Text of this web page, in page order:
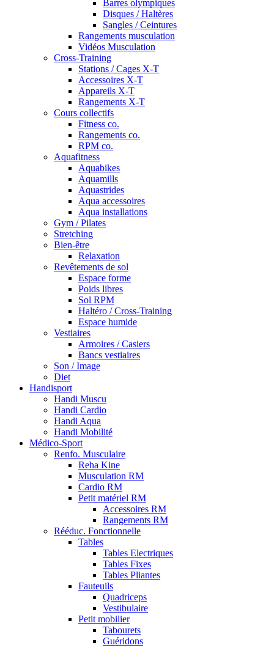
Barres olympiques
Disques / Haltères
Sangles / Ceintures
Rangements musculation
Vidéos Musculation
Cross-Training
Stations / Cages X-T
Accessoires X-T
Appareils X-T
Rangements X-T
Cours collectifs
Fitness co.
Rangements co.
RPM co.
Aquafitness
Aquabikes
Aquamills
Aquastrides
Aqua accessoires
Aqua installations
Gym / Pilates
Stretching
Bien-être
Relaxation
Revêtements de sol
Espace forme
Poids libres
Sol RPM
Haltéro / Cross-Training
Espace humide
Vestiaires
Armoires / Casiers
Bancs vestiaires
Son / Image
Diet
Handisport
Handi Muscu
Handi Cardio
Handi Aqua
Handi Mobilité
Médico-Sport
Renfo. Musculaire
Reha Kine
Musculation RM
Cardio RM
Petit matériel RM
Accessoires RM
Rangements RM
Rééduc. Fonctionnelle
Tables
Tables Electriques
Tables Fixes
Tables Pliantes
Fauteuils
Quadriceps
Vestibulaire
Petit mobilier
Tabourets
Guéridons